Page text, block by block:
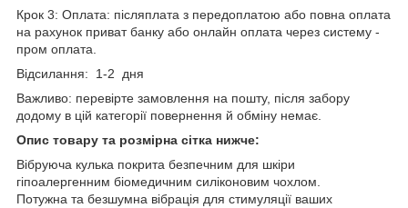
Крок 3: Оплата: післяплата з передоплатою або повна оплата
на рахунок приват банку або онлайн оплата через систему -
пром оплата.
Відсилання: 1-2 дня
Важливо: перевірте замовлення на пошту, після забору
додому в цій категорії повернення й обміну немає.
Опис товару та розмірна сітка нижче:
Вібруюча кулька покрита безпечним для шкіри
гіпоалергенним біомедичним силіконовим чохлом.
Потужна та безшумна вібрація для стимуляції ваших